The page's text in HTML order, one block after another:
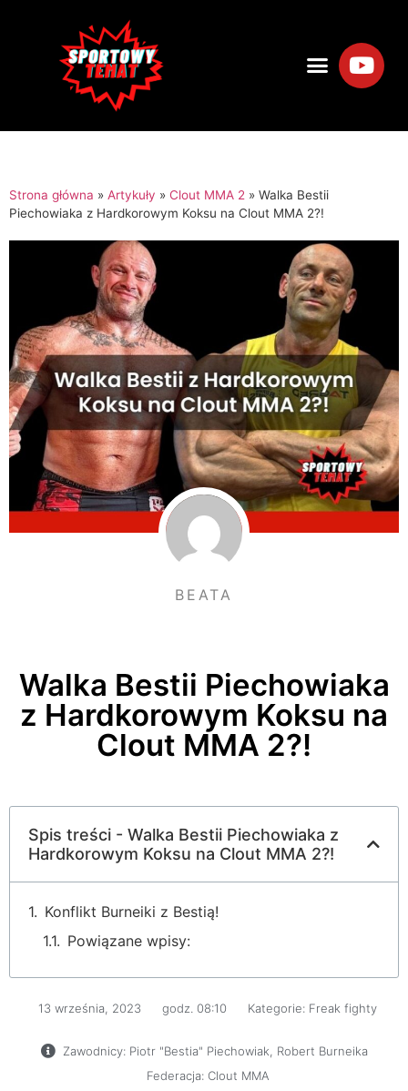
Strona główna » Artykuły » Clout MMA 2 » Walka Bestii
Piechowiaka z Hardkorowym Koksu na Clout MMA 2?!
BEATA
Walka Bestii Piechowiaka
z Hardkorowym Koksu na
Clout MMA 2?!
Spis treści - Walka Bestii Piechowiaka z
Hardkorowym Koksu na Clout MMA 2?!
Konflikt Burneiki z Bestią!
Powiązane wpisy:
13 września, 2023 godz. 08:10 Kategorie: Freak fighty
Zawodnicy: Piotr "Bestia" Piechowiak
Robert Burneika
Federacja: Clout MMA